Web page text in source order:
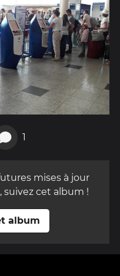
1
mises à jour
cet album !
album